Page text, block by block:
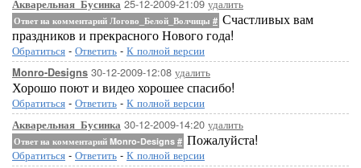
Акварельная_Бусинка 25-12-2009-21:09 удалить
Ответ на комментарий Логово_Белой_Волчицы # Счастливых вам
праздников и прекрасного Нового года!
Обратиться - Ответить - К полной версии
Monro-Designs 30-12-2009-12:08 удалить
Хорошо поют и видео хорошее спасибо!
Обратиться - Ответить - К полной версии
Акварельная_Бусинка 30-12-2009-14:20 удалить
Ответ на комментарий Monro-Designs # Пожалуйста!
Обратиться - Ответить - К полной версии